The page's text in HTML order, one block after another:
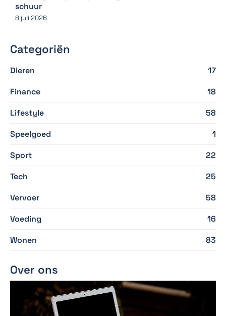
schuur
8 juli 2026
Categoriën
Dieren
17
Finance
18
Lifestyle
58
Speelgoed
1
Sport
22
Tech
25
Vervoer
58
Voeding
16
Wonen
83
Over ons